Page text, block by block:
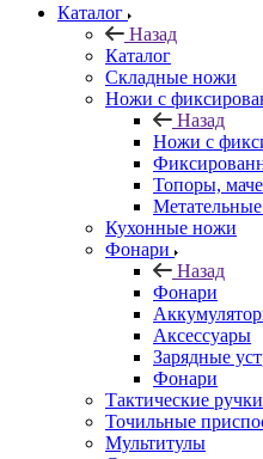
Каталог
Назад
Каталог
Складные ножи
Ножи с
Назад
Ножи с
Топоры,
Кухонные ножи
Фонари
Назад
Фонари
Аксессуары
Зарядные
Фонари
Тактические ручки
Точильные
Мультитулы